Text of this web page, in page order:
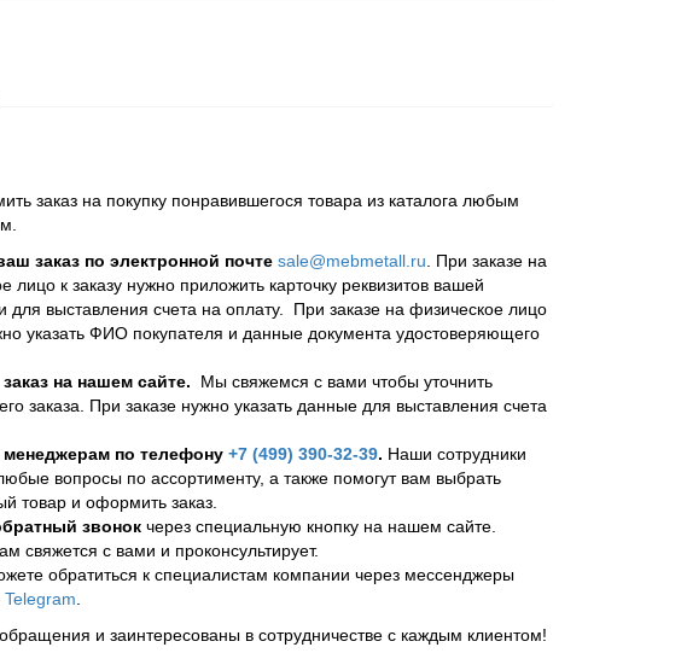
заказ на покупку понравившегося товара из каталога любым
заказ по электронной почте sale@mebmetall.ru. При заказе на
лицо к заказу нужно приложить карточку реквизитов вашей
для выставления счета на оплату. При заказе на физическое лицо
указать ФИО покупателя и данные документа удостоверяющего
на нашем сайте. Мы свяжемся с вами чтобы уточнить
заказа. При заказе нужно указать данные для выставления счета
менеджерам по телефону +7 (499) 390-32-39. Наши сотрудники
вопросы по ассортименту, а также помогут вам выбрать
товар и оформить заказ.
звонокчерез специальную кнопку на нашем сайте.
свяжется с вами и проконсультирует.
обратиться к специалистам компании через мессенджеры
Telegram.
и заинтересованы в сотрудничестве с каждым клиентом!